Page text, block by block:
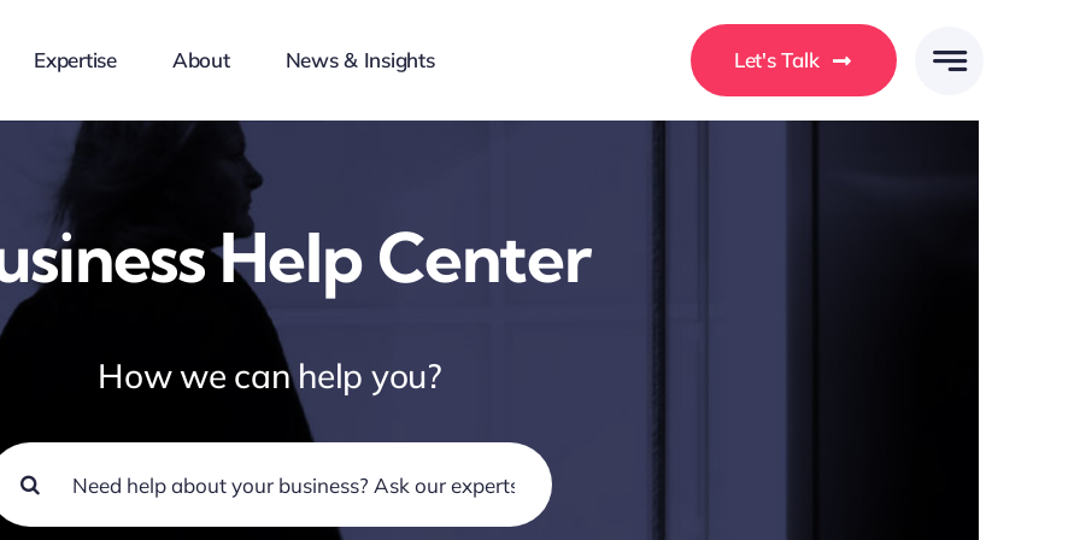
Expertise About News & Insights Let's Talk
Help Center
How we can help you?